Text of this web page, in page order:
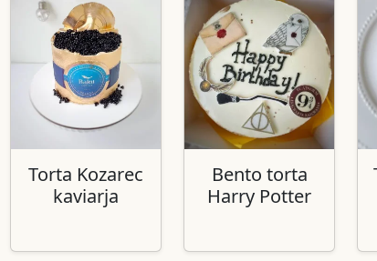
Torta Kozarec
kaviarja
Bento torta
Harry Potter